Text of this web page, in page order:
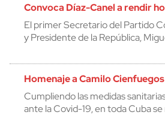
Convoca Díaz-Canel a rendir
El primer Secretario del Partido
y Presidente de la República,
Homenaje a Camilo Cienfuegos
Cumpliendo las medidas
ante la Covid-19, en toda Cuba